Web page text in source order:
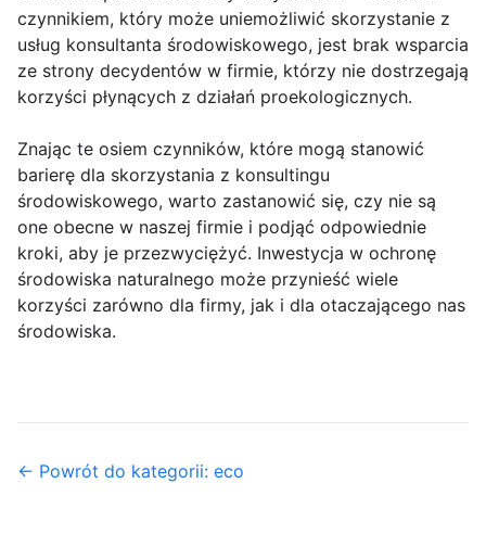
czynnikiem, który może uniemożliwić skorzystanie z
usług konsultanta środowiskowego, jest brak wsparcia
ze strony decydentów w firmie, którzy nie dostrzegają
korzyści płynących z działań proekologicznych.
Znając te osiem czynników, które mogą stanowić
barierę dla skorzystania z konsultingu
środowiskowego, warto zastanowić się, czy nie są
one obecne w naszej firmie i podjąć odpowiednie
kroki, aby je przezwyciężyć. Inwestycja w ochronę
środowiska naturalnego może przynieść wiele
korzyści zarówno dla firmy, jak i dla otaczającego nas
środowiska.
← Powrót do kategorii: eco